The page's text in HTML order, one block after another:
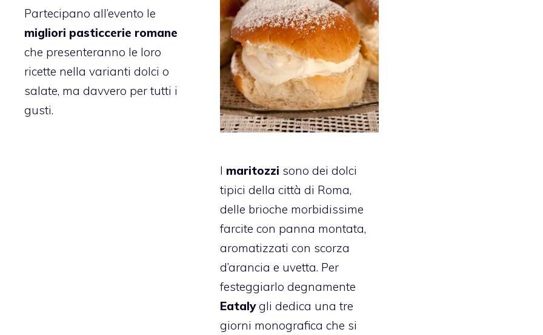
Partecipano all’evento le
migliori pasticcerie romane
che presenteranno le loro
ricette nella varianti dolci o
salate, ma davvero per tutti i
gusti.
I maritozzi sono dei dolci
tipici della città di Roma,
delle brioche morbidissime
farcite con panna montata,
aromatizzati con scorza
d’arancia e uvetta. Per
festeggiarlo degnamente
Eatalygli dedica una tre
giorni monografica che si